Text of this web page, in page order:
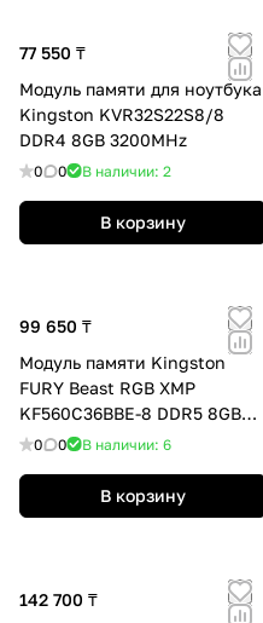
77 550 ₸
Модуль памяти для ноутбука
Kingston KVR32S22S8/8
DDR4 8GB 3200MHz
0 0 В наличии: 2
В корзину
99 650 ₸
Модуль памяти Kingston
FURY Beast RGB XMP
KF560C36BBE-8 DDR5 8GB
6000MHz
0 0 В наличии: 6
В корзину
142 700 ₸